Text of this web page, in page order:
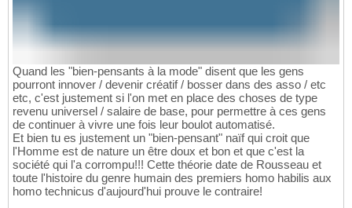
Quand les "bien-pensants à la mode" disent que les gens
pourront innover / devenir créatif / bosser dans des asso / etc
etc, c'est justement si l'on met en place des choses de type
revenu universel / salaire de base, pour permettre à ces gens
de continuer à vivre une fois leur boulot automatisé.
Et bien tu es justement un "bien-pensant" naïf qui croit que
l'Homme est de nature un être doux et bon et que c'est la
société qui l'a corrompu!!! Cette théorie date de Rousseau et
toute l'histoire du genre humain des premiers homo habilis aux
homo technicus d'aujourd'hui prouve le contraire!